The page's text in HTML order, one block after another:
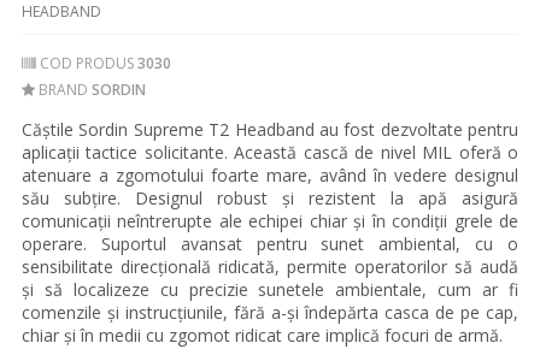
HEADBAND
COD PRODUS3030
BRAND SORDIN
Căștile Sordin Supreme T2 Headband au fost dezvoltate pentru
aplicații tactice solicitante. Această cască de nivel MIL oferă o
atenuare a zgomotului foarte mare, având în vedere designul
său subțire. Designul robust și rezistent la apă asigură
comunicații neîntrerupte ale echipei chiar și în condiții grele de
operare. Suportul avansat pentru sunet ambiental, cu o
sensibilitate direcțională ridicată, permite operatorilor să audă
și să localizeze cu precizie sunetele ambientale, cum ar fi
comenzile și instrucțiunile, fără a-și îndepărta casca de pe cap,
chiar și în medii cu zgomot ridicat care implică focuri de armă.